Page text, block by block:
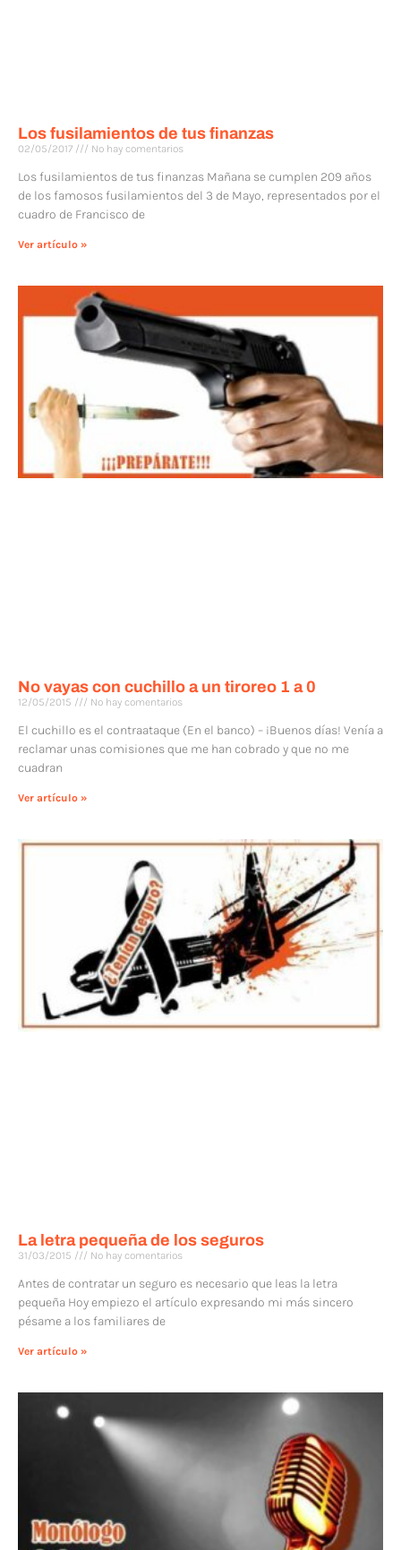
Los fusilamientos de tus finanzas
02/05/2017 No hay comentarios
Los fusilamientos de tus finanzas Mañana se cumplen 209 años
de los famosos fusilamientos del 3 de Mayo, representados por el
cuadro de Francisco de
Ver artículo »
No vayas con cuchillo a un tiroreo 1 a 0
12/05/2015 No hay comentarios
El cuchillo es el contraataque (En el banco) – ¡Buenos días! Venía a
reclamar unas comisiones que me han cobrado y que no me
cuadran
Ver artículo »
La letra pequeña de los seguros
31/03/2015 No hay comentarios
Antes de contratar un seguro es necesario que leas la letra
pequeña Hoy empiezo el artículo expresando mi más sincero
pésame a los familiares de
Ver artículo »